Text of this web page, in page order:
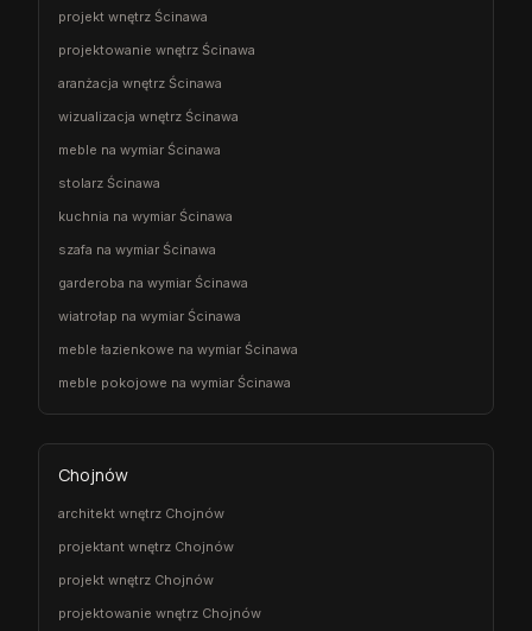
projekt wnętrz Ścinawa
projektowanie wnętrz Ścinawa
aranżacja wnętrz Ścinawa
wizualizacja wnętrz Ścinawa
meble na wymiar Ścinawa
stolarz Ścinawa
kuchnia na wymiar Ścinawa
szafa na wymiar Ścinawa
garderoba na wymiar Ścinawa
wiatrołap na wymiar Ścinawa
meble łazienkowe na wymiar Ścinawa
meble pokojowe na wymiar Ścinawa
Chojnów
architekt wnętrz Chojnów
projektant wnętrz Chojnów
projekt wnętrz Chojnów
projektowanie wnętrz Chojnów